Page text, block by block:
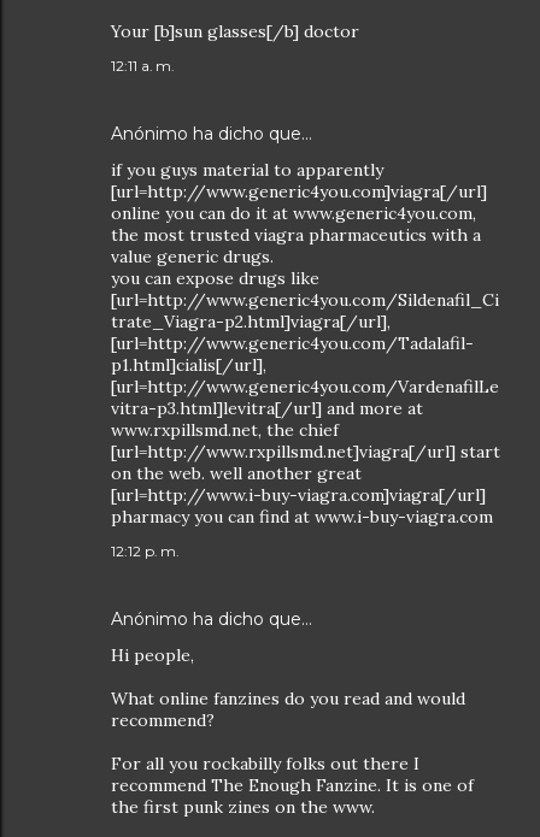
Your [b]sun glasses[/b] doctor
12:11 a. m.
Anónimo ha dicho que…
if you guys material to apparently
[url=http://www.generic4you.com]viagra[/url]
online you can do it at www.generic4you.com,
the most trusted viagra pharmaceutics with a
value generic drugs.
you can expose drugs like
[url=http://www.generic4you.com/Sildenafil_Ci
trate_Viagra-p2.html]viagra[/url],
[url=http://www.generic4you.com/Tadalafil-
p1.html]cialis[/url],
[url=http://www.generic4you.com/VardenafilLe
vitra-p3.html]levitra[/url] and more at
www.rxpillsmd.net, the chief
[url=http://www.rxpillsmd.net]viagra[/url] start
on the web. well another great
[url=http://www.i-buy-viagra.com]viagra[/url]
pharmacy you can find at www.i-buy-viagra.com
12:12 p. m.
Anónimo ha dicho que…
Hi people,
What online fanzines do you read and would
recommend?
For all you rockabilly folks out there I
recommend The Enough Fanzine. It is one of
the first punk zines on the www.